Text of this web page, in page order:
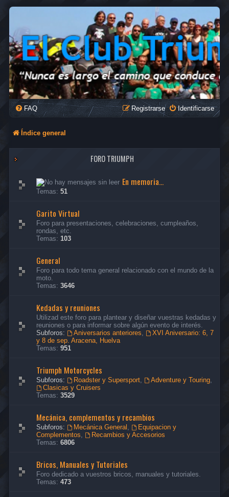
FAQ Identificarse
Registrarse
Índice general
FORO TRIUMPH
En memoria...
Temas: 51
Garito Virtual
Foro para presentaciones, celebraciones, cumpleaños,
rondas, etc.
Temas: 103
General
Foro para todo tema general relacionado con el mundo de la
moto.
Temas: 3646
Kedadas y reuniones
Utilizad este foro para plantear y diseñar vuestras kedadas y
reuniones o para informar sobre algún evento de interés.
Subforos:
Aniversarios anteriores,
XVI Aniversario: 6, 7
y 8 de sep. Aracena, Huelva
Temas: 951
Triumph Motorcycles
Subforos: Roadster y Supersport, Adventure y Touring,
Clasicas y Cruisers
Temas: 3529
Mecánica, complementos y recambios
Subforos: Mecánica General ,
Equipacion y
Complementos,
Recambios y Accesorios
Temas: 6806
Bricos, Manuales y Tutoriales
Foro dedicado a vuestros bricos, manuales y tutoriales.
Temas: 473